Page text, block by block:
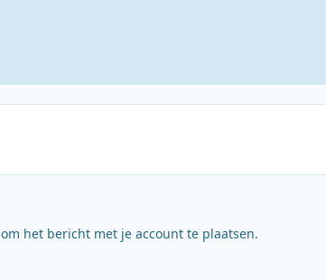
om het bericht met je account te plaatsen.